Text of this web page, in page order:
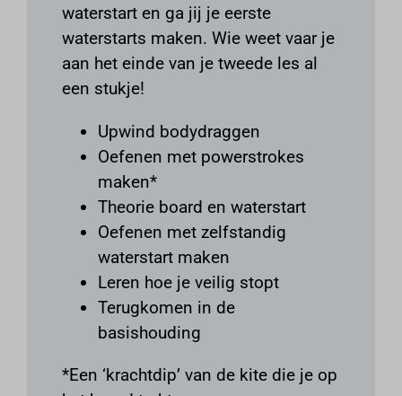
waterstart en ga jij je eerste
waterstarts maken. Wie weet vaar je
aan het einde van je tweede les al
een stukje!
Upwind bodydraggen
Oefenen met powerstrokes
maken*
Theorie board en waterstart
Oefenen met zelfstandig
waterstart maken
Leren hoe je veilig stopt
Terugkomen in de
basishouding
*Een ‘krachtdip’ van de kite die je op